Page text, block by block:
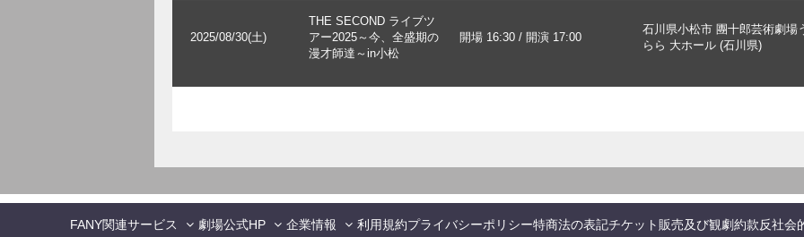
2025/08/30(土)
THE SECOND ライブツ
アー2025～今、全盛期の
漫才師達～in小松
開場 16:30 / 開演 17:00
石川県小松市 團十郎芸術劇場
らら 大ホール (石川県)
FANY関連サービス 劇場公式HP 企業情報 利用規約プライバシーポリシー特商法の表記チケット販売及び観劇約款反社会